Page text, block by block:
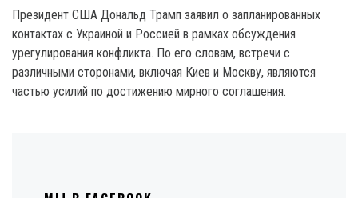
Президент США Дональд Трамп заявил о запланированных
контактах с Украиной и Россией в рамках обсуждения
урегулирования конфликта. По его словам, встречи с
различными сторонами, включая Киев и Москву, являются
частью усилий по достижению мирного соглашения.